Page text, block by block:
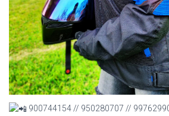
900744154 // 950280707 //